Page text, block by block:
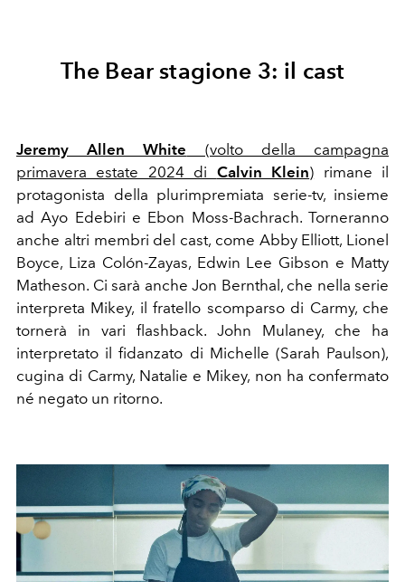
The Bear stagione 3: il cast
Jeremy Allen White (volto della campagna
primavera estate 2024 di Calvin Klein) rimane il
protagonista della plurimpremiata serie-tv, insieme
ad Ayo Edebiri e Ebon Moss-Bachrach. Torneranno
anche altri membri del cast, come Abby Elliott, Lionel
Boyce, Liza Colón-Zayas, Edwin Lee Gibson e Matty
Matheson. Ci sarà anche Jon Bernthal, che nella serie
interpreta Mikey, il fratello scomparso di Carmy, che
tornerà in vari flashback. John Mulaney, che ha
interpretato il fidanzato di Michelle (Sarah Paulson),
cugina di Carmy, Natalie e Mikey, non ha confermato
né negato un ritorno.